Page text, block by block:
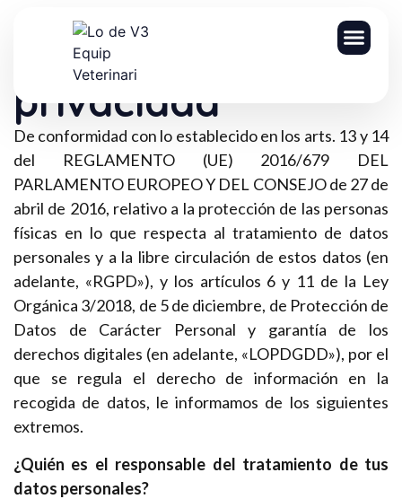
Política de
privacidad
De conformidad con lo establecido en los arts. 13 y 14
del REGLAMENTO (UE) 2016/679 DEL
PARLAMENTO EUROPEO Y DEL CONSEJO de 27 de
abril de 2016, relativo a la protección de las personas
físicas en lo que respecta al tratamiento de datos
personales y a la libre circulación de estos datos (en
adelante, «RGPD»), y los artículos 6 y 11 de la Ley
Orgánica 3/2018, de 5 de diciembre, de Protección de
Datos de Carácter Personal y garantía de los
derechos digitales (en adelante, «LOPDGDD»), por el
que se regula el derecho de información en la
recogida de datos, le informamos de los siguientes
extremos.
¿Quién es el responsable del tratamiento de tus
datos personales?